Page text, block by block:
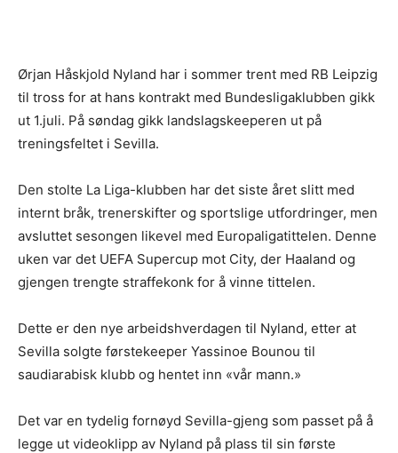
Ørjan Håskjold Nyland har i sommer trent med RB Leipzig
til tross for at hans kontrakt med Bundesligaklubben gikk
ut 1.juli. På søndag gikk landslagskeeperen ut på
treningsfeltet i Sevilla.
Den stolte La Liga-klubben har det siste året slitt med
internt bråk, trenerskifter og sportslige utfordringer, men
avsluttet sesongen likevel med Europaligatittelen. Denne
uken var det UEFA Supercup mot City, der Haaland og
gjengen trengte straffekonk for å vinne tittelen.
Dette er den nye arbeidshverdagen til Nyland, etter at
Sevilla solgte førstekeeper Yassinoe Bounou til
saudiarabisk klubb og hentet inn «vår mann.»
Det var en tydelig fornøyd Sevilla-gjeng som passet på å
legge ut videoklipp av Nyland på plass til sin første